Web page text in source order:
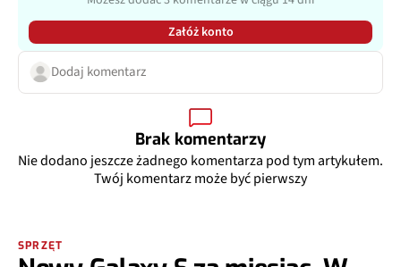
Załóż konto
Dodaj komentarz
Brak komentarzy
Nie dodano jeszcze żadnego komentarza pod tym artykułem.
Twój komentarz może być pierwszy
SPRZĘT